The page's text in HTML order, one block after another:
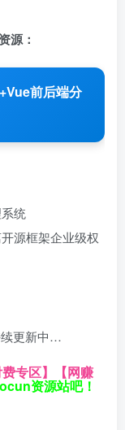
源：
前后端分
统
开源框架企业级权
续更新中…
费专区】 【网赚
资源站吧！